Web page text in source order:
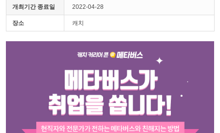
개최기간 종료일 2022-04-28
장소 캐치